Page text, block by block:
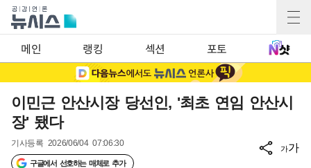
메인 랭킹 섹션 포토
이민근 안산시장 당선인, '최초 연임 안산시
장' 됐다
기사등록 2026/06/04 07:06:30
구글에서 선호하는 매체로 추가
가가